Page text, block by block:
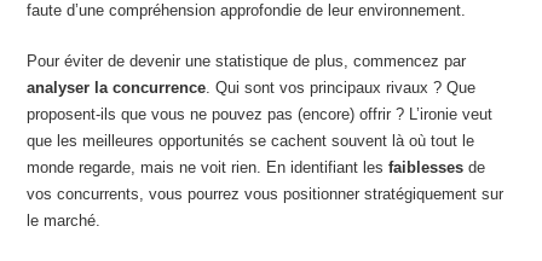
faute d’une compréhension approfondie de leur environnement.
Pour éviter de devenir une statistique de plus, commencez par
analyser la concurrence. Qui sont vos principaux rivaux ? Que
proposent-ils que vous ne pouvez pas (encore) offrir ? L’ironie veut
que les meilleures opportunités se cachent souvent là où tout le
monde regarde, mais ne voit rien. En identifiant lesfaiblesses de
vos concurrents, vous pourrez vous positionner stratégiquement sur
le marché.